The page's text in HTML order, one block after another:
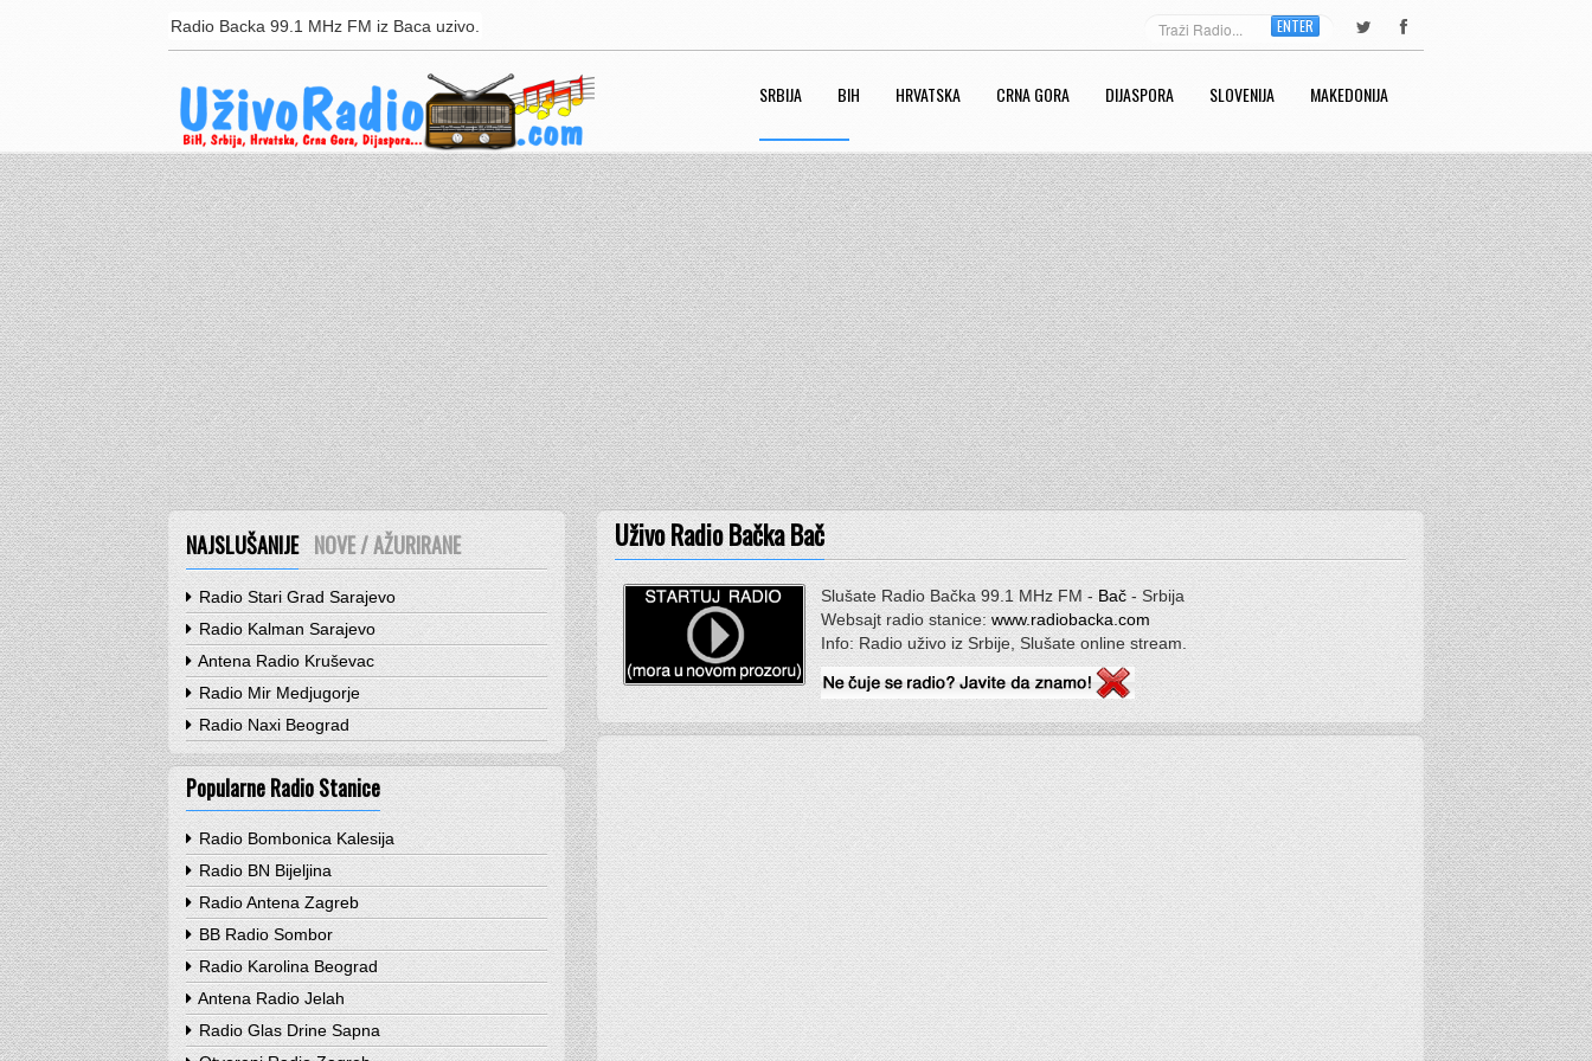
Radio Backa 99.1 MHz FM iz Baca uzivo. ENTER
SRBIJA BIH HRVATSKA CRNA GORA DIJASPORA SLOVENIJA MAKEDONIJA
Uživo Radio Bačka Bač
Slušate Radio Bačka 99.1 MHz FM -Bač- Srbija
Websajt radio stanice:www.radiobacka.com
Info: Radio uživo iz Srbije, Slušate online stream.
NAJSLUŠANIJE NOVE / AŽURIRANE
Radio Stari Grad Sarajevo
Radio Kalman Sarajevo
Antena Radio Kruševac
Radio Mir Medjugorje
Radio Naxi Beograd
Popularne Radio Stanice
Radio Bombonica Kalesija
Radio BN Bijeljina
Radio Antena Zagreb
BB Radio Sombor
Radio Karolina Beograd
Antena Radio Jelah
Radio Glas Drine Sapna